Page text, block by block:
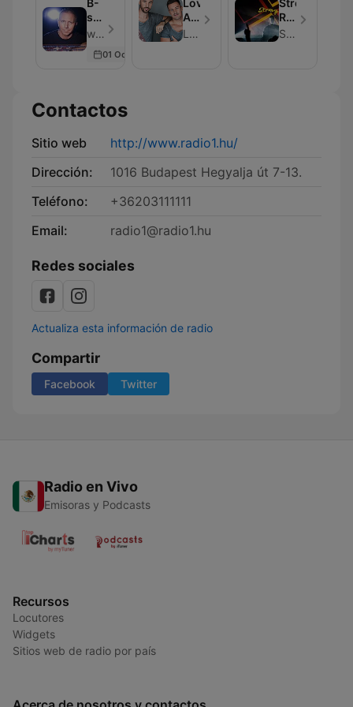
B-
sensual
Official
Podcast
with Bárány Attila - Episodio 6
01 Oct 2016
Loving
Arms
Podcast
Loving Arms
Strong
R.
-Strong R.
Contactos
Sitio web
http://www.radio1.hu/
Dirección:
1016 Budapest Hegyalja út 7-13.
Teléfono:
+36203111111
Email:
radio1@radio1.hu
Redes sociales
Actualiza esta información de radio
Compartir
Facebook Twitter
Radio en Vivo
Emisoras y Podcasts
Recursos
Locutores
Widgets
Sitios web de radio por país